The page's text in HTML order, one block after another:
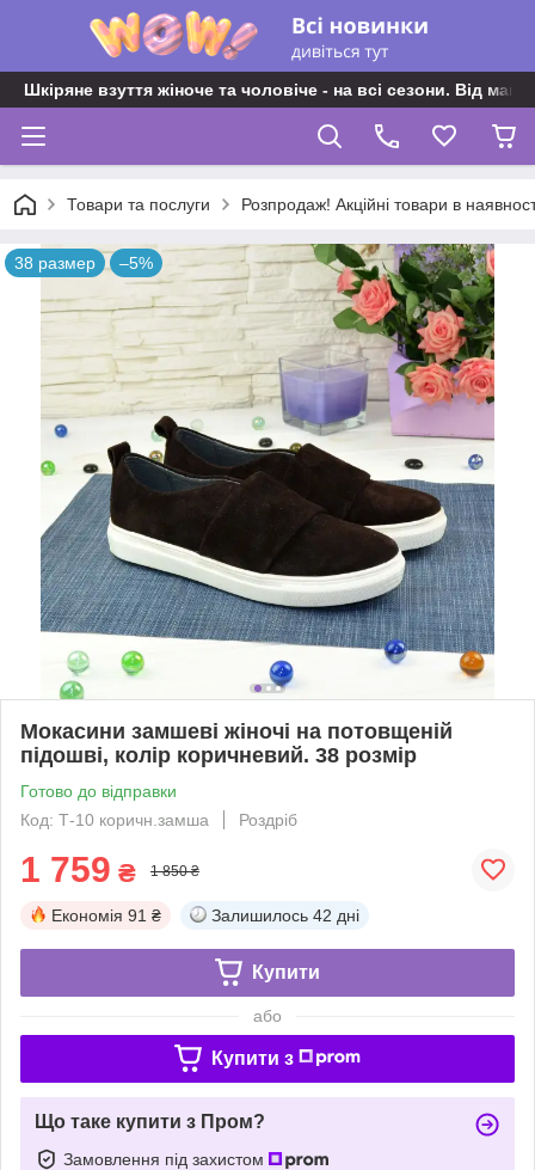
Шкіряне взуття жіноче та чоловіче - на всі сезони. Від
Товари та послуги Розпродаж! Акційні товари в
38 размер –5%
Мокасини замшеві жіночі на потовщеній
підошві, колір коричневий. 38 розмір
Готово до відправки
Код: Т-10 коричн.замша
Роздріб
1 759 ₴ 1 850 ₴
Економія 91 ₴ Залишилось 42 дні
Купити
або
Купити з
Що таке купити з Пром?
Замовлення під захистом